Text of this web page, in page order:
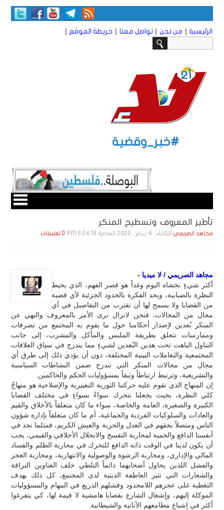
الرئيسية | من نحن | تواصل معنا | خريطة الموقع |
#خبر_وقضية
تأطير المعروف وتسطيح المنكر
مجاهد الصريمي الثلاثاء , 4 يـنـاير , 2022 الساعة 6:24:18 PM 0 تعليقات
مجاهد الصريمي / لا ميديا -
أكثر شيءٍ نخشاه اليوم وغداً هو قصر الفهم، الذي يحيط
النظرة بالضبابية، ويحد الفكرة بالحدود الجزئية لأي قضية
من القضايا ولا يسمح لها أن تقترب من التفاصيل في أي
مجال من المجالات، فنحن لانزال نرى الأمر بالمعروف والنهي عن
المنكر بُعدين لإصدار أحكامنا حول ما يقوم به المجتمع من تصرفات
وممارسات تتعلق بطريقة الملبس والمأكل والمشرب، إلى جانب
التناول الباهت تحت هذين البُعدين لشيءٍ مما يندرج في سياق العلاقات
المجتمعية والتعاملات البينية المختلفة، دون أن يؤدي ذلك إلى طرق أي
مجال من مجالات المنكر التي تندرج ضمن النشاطات السياسية
والتشريعية، وترتبط ارتباطاً وثيقاً بمسؤوليات الحكم والحاكمين.
إن المنهاج الذي تقوم عليه حركتنا الثورية التغييرية والإصلاحية هو منهاجٌ
كلي النظرة، بحيث يجعلنا نتحرك سواءً بسواءٍ في مختلف القضايا
الكبيرة والصغيرة، العامة والخاصة، سواء ما كان متعلقاً بالأخلاق والقيم
والعادات والسلوكيات الفردية والجماعية، أم ما كان متعلقاً بإدارة شؤون
الناس ومتصلاً بحقهم في العدل والحرية والعيش الكريم، فمثلما نجد في
أنفسنا الدافع والحمية لمحاربة التفسخ والانحلال الأخلاقي والقيمي، يجب
أن يكون لدينا في الوقت ذاته الدافع للتحرك في محاربة الظلم والفساد
المالي والإداري، ومحاربة الرشوة والوصولية والانتهازية، ومحاربة العجز
والفشل اللذين يحاول أصحابهما دائماً التلطي خلف العناوين البراقة
والشعارات التي تثير العاطفة الدينية لدى المجتمع، كل ذلك بهدف
التغطية على عجزهم اللامحدود وفشلهم الذريع في المهام والمسؤوليات
الموكلة إليهم، وإشغال الشارع بقضايا هامشية لا قيمة لها، كي يتفرغوا
أكثر في إشباع مطامعهم الأنانية والشيطانية.